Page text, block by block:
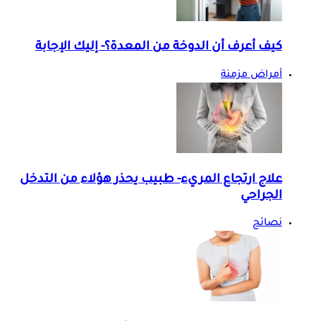
كيف أعرف أن الدوخة من المعدة؟- إليك الإجابة
أمراض مزمنة
علاج ارتجاع المريء- طبيب يحذر هؤلاء من التدخل
الجراحي
نصائح